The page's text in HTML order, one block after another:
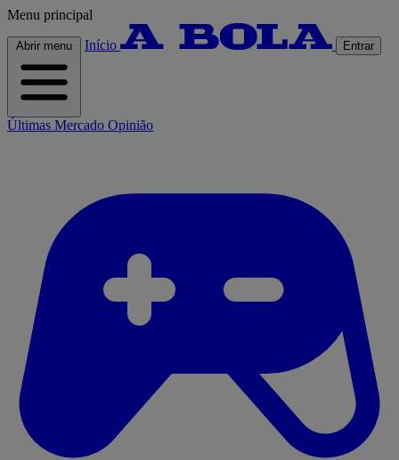
Menu principal
Abrir menu Início Entrar
Últimas Mercado Opinião